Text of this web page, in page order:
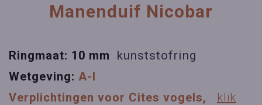
Manenduif Nicobar
Ringmaat: 10 mm kunststofring
Wetgeving: A-I
Verplichtingen voor Cites vogels, klik